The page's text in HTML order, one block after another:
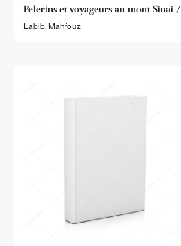
Pelerins et voyageurs au mont Sinai /
Labib, Mahfouz